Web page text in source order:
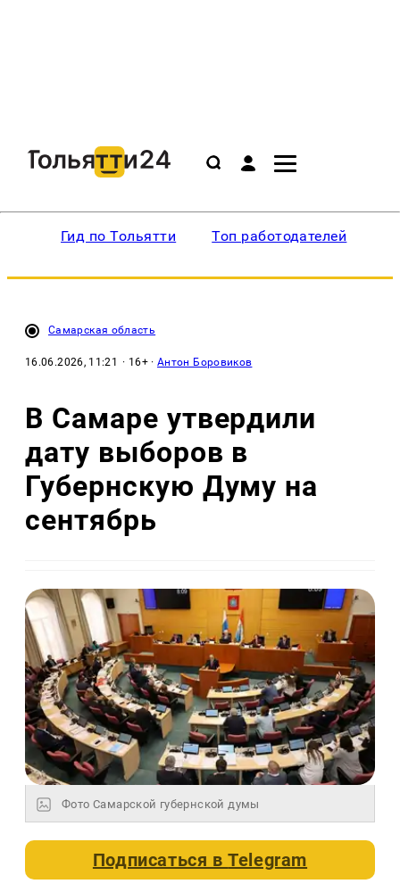
Гид по Тольятти Топ работодателей
Самарская область
16.06.2026, 11:21 · 16+ ·Антон Боровиков
В Самаре утвердили
дату выборов в
Губернскую Думу на
сентябрь
Фото Самарской губернской думы
Подписаться вTelegram